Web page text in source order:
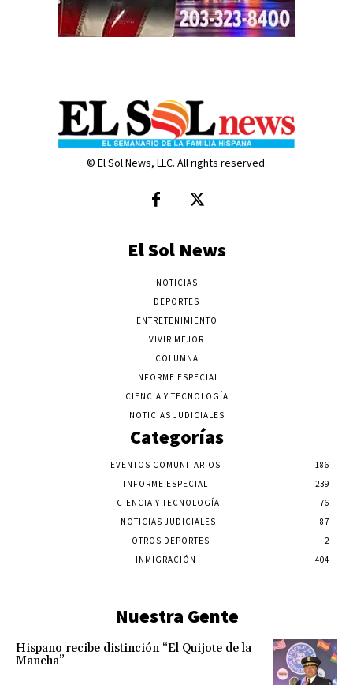
© El Sol News, LLC. All rights reserved.
El Sol News
NOTICIAS
DEPORTES
ENTRETENIMIENTO
VIVIR MEJOR
COLUMNA
INFORME ESPECIAL
CIENCIA Y TECNOLOGÍA
NOTICIAS JUDICIALES
Categorías
EVENTOS COMUNITARIOS
186
INFORME ESPECIAL
239
CIENCIA Y TECNOLOGÍA
76
NOTICIAS JUDICIALES
87
OTROS DEPORTES
2
INMIGRACIÓN
404
Nuestra Gente
Hispano recibe distinción “El Quijote de la
Mancha”